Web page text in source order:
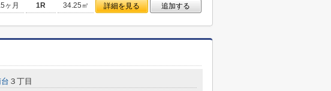
ヶ月 1R 34.25㎡ 詳細を見る 追加する
３丁目